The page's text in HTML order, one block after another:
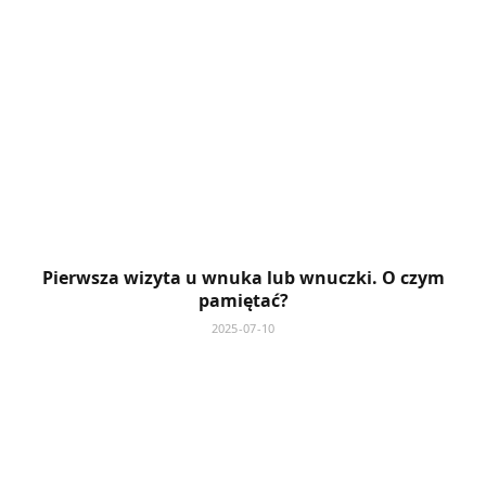
Pierwsza wizyta u wnuka lub wnuczki. O czym
pamiętać?
2025-07-10